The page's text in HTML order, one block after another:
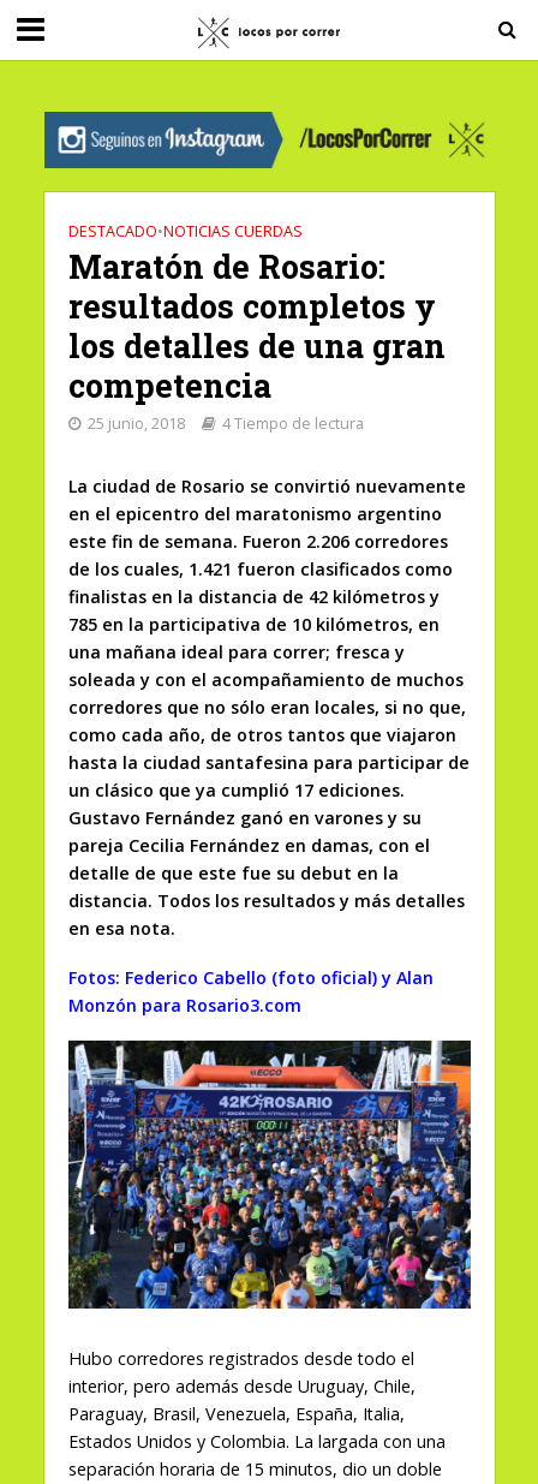
G-0X2PD3RFLV
DESTACADO•NOTICIAS CUERDAS
Maratón de Rosario:
resultados completos y
los detalles de una gran
competencia
25 junio, 2018 4 Tiempo de lectura
La ciudad de Rosario se convirtió nuevamente
en el epicentro del maratonismo argentino
este fin de semana. Fueron 2.206 corredores
de los cuales, 1.421 fueron clasificados como
finalistas en la distancia de 42 kilómetros y
785 en la participativa de 10 kilómetros, en
una mañana ideal para correr; fresca y
soleada y con el acompañamiento de muchos
corredores que no sólo eran locales, si no que,
como cada año, de otros tantos que viajaron
hasta la ciudad santafesina para participar de
un clásico que ya cumplió 17 ediciones.
Gustavo Fernández ganó en varones y su
pareja Cecilia Fernández en damas, con el
detalle de que este fue su debut en la
distancia. Todos los resultados y más detalles
en esa nota.
Fotos: Federico Cabello (foto oficial) y Alan
Monzón para Rosario3.com
Hubo corredores registrados desde todo el
interior, pero además desde Uruguay, Chile,
Paraguay, Brasil, Venezuela, España, Italia,
Estados Unidos y Colombia. La largada con una
separación horaria de 15 minutos, dio un doble